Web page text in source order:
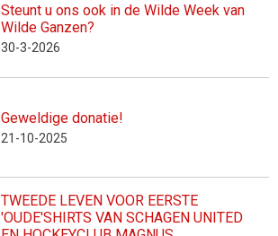
Steunt u ons ook in de Wilde Week van
Wilde Ganzen?
30-3-2026
Geweldige donatie!
21-10-2025
TWEEDE LEVEN VOOR EERSTE
'OUDE'SHIRTS VAN SCHAGEN UNITED